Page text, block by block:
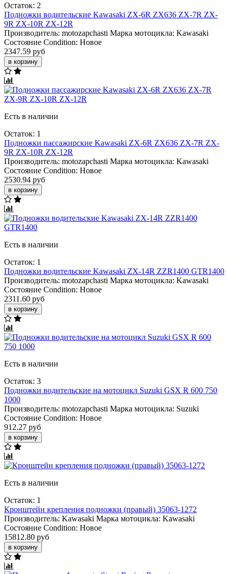
Остаток: 2
Подножки водительские Kawasaki ZX-6R ZX636 ZX-7R ZX-
9R ZX-10R ZX-12R
Производитель: motozapchasti Марка мотоцикла: Kawasaki
Состояние Condition: Новое
2347.59 руб
в корзину
Есть в наличии
Остаток: 1
Подножки пассажирские Kawasaki ZX-6R ZX636 ZX-7R ZX-
9R ZX-10R ZX-12R
Производитель: motozapchasti Марка мотоцикла: Kawasaki
Состояние Condition: Новое
2530.94 руб
в корзину
Есть в наличии
Остаток: 1
Подножки водительские Kawasaki ZX-14R ZZR1400 GTR1400
Производитель: motozapchasti Марка мотоцикла: Kawasaki
Состояние Condition: Новое
2311.60 руб
в корзину
Есть в наличии
Остаток: 3
Подножки водительские на мотоцикл Suzuki GSX R 600 750
1000
Производитель: motozapchasti Марка мотоцикла: Suzuki
Состояние Condition: Новое
912.27 руб
в корзину
Есть в наличии
Остаток: 1
Кронштейн крепления подножки (правый) 35063-1272
Производитель: Kawasaki Марка мотоцикла: Kawasaki
Состояние Condition: Новое
15812.80 руб
в корзину